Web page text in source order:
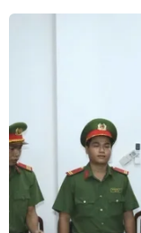
Tiếp nhận
COVID-19 từ
14/09/2021 05:49
Thứ trưởng Tô
báu của Pháp và